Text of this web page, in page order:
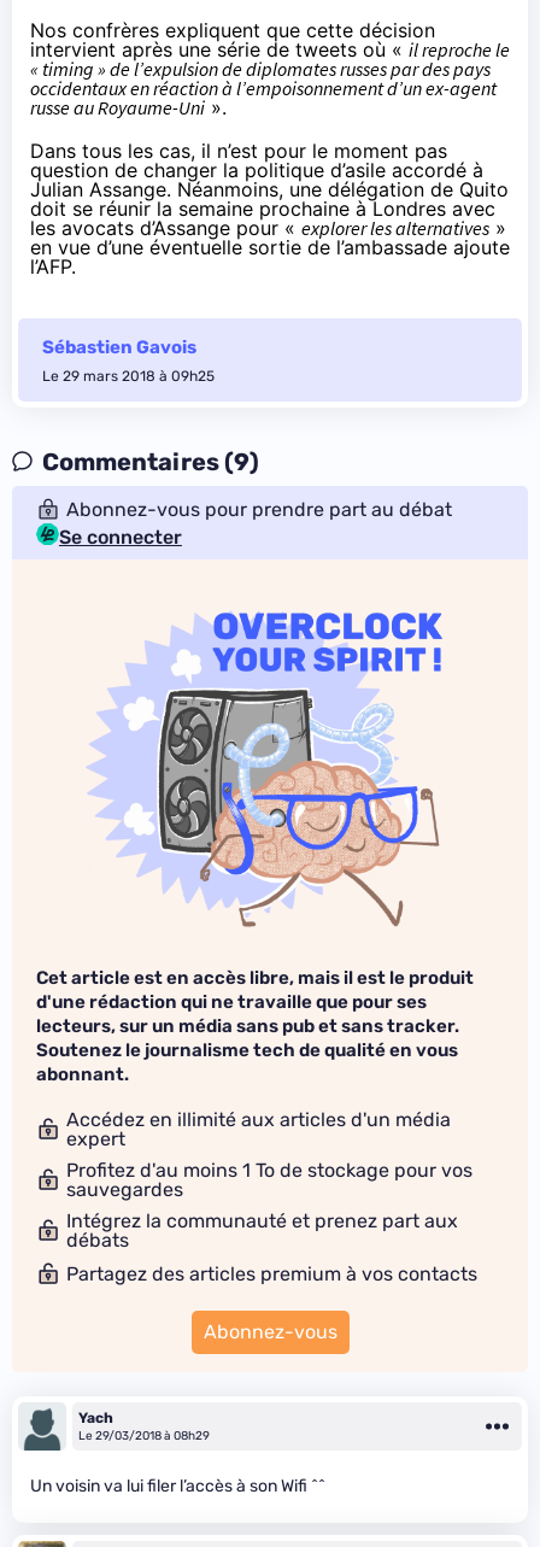
Nos confrères expliquent que cette décision
intervient après une série de tweets où « il reproche le
« timing » de l’expulsion de diplomates russes par des pays
occidentaux en réaction à l’empoisonnement d’un ex-agent
russe au Royaume-Uni ».
Dans tous les cas, il n’est pour le moment pas
question de changer la politique d’asile accordé à
Julian Assange. Néanmoins, une délégation de Quito
doit se réunir la semaine prochaine à Londres avec
les avocats d’Assange pour « explorer les alternatives »
en vue d’une éventuelle sortie de l’ambassade ajoute
l’AFP.
Sébastien Gavois
Le 29 mars 2018 à 09h25
Commentaires (9)
Abonnez-vous pour prendre part au débat
Se connecter
Cet article est en accès libre, mais il est le produit
d'une rédaction qui ne travaille que pour ses
lecteurs, sur un média sans pub et sans tracker.
Soutenez le journalisme tech de qualité en vous
abonnant.
Accédez en illimité aux articles d'un média
expert
Profitez d'au moins 1 To de stockage pour vos
sauvegardes
Intégrez la communauté et prenez part aux
débats
Partagez des articles premium à vos contacts
Abonnez-vous
Yach
Le 29/03/2018 à 08h29
Un voisin va lui filer l’accès à son Wifi ^^